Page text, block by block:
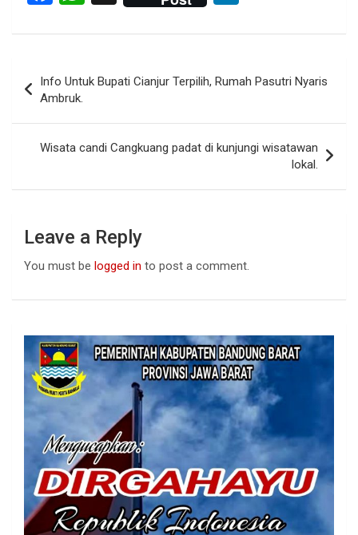
ce
b
o
o
k
at
s
A
p
p
ke
dI
n
navigation
Info Untuk Bupati Cianjur Terpilih, Rumah Pasutri Nyaris
Ambruk.
Wisata candi Cangkuang padat di kunjungi wisatawan
lokal.
Leave a Reply
You must be logged in to post a comment.